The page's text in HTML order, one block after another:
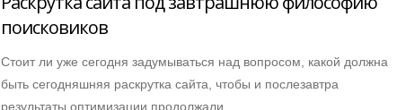
поисковиков
Стоит ли уже сегодня задумываться над вопросом, какой должна
быть сегодняшняя раскрутка сайта, чтобы и послезавтра
результаты оптимизации продолжали...